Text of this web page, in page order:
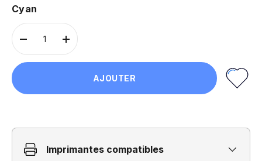
Cyan
-
AJOUTER
Imprimantes compatibles